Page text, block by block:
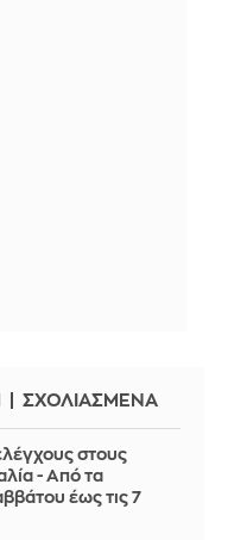
ΣΧΟΛΙΑΣΜΕΝΑ
στους
- Από τα
έως τις 7